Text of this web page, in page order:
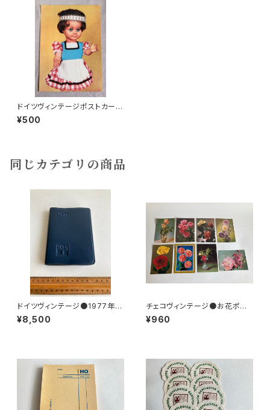
ドイツヴィンテージポストカード
ギンガムワンピb
¥500
同じカテゴリの商品
ドイツヴィンテージ●1977年ポ
ケットカレンダーKDT手帳未使
用DDR
¥8,500
チェコヴィンテージ●お花ポスト
カード8枚組
¥960